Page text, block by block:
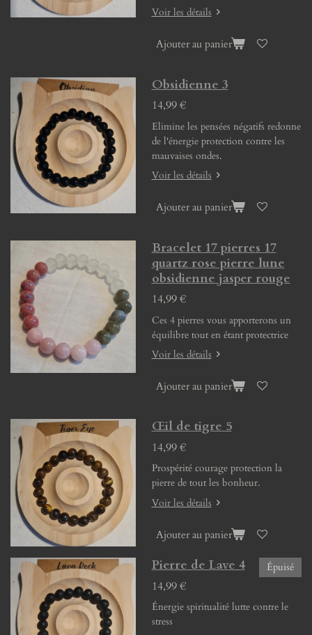
Voir les détails
Ajouter au panier
Obsidienne 3
14,99 €
Elimine les pensées négatifs redonne
de l'énergie protection contre les
mauvaises ondes.
Voir les détails
Ajouter au panier
Bracelet 17 pierres 17
quartz rose pierre lune
obsidienne jasper rouge
14,99 €
Ces 4 pierres vous apporterons un
équilibre tout en étant protectrice
Voir les détails
Ajouter au panier
Œil de tigre 5
14,99 €
Prospérité courage protection la
pierre de tout les bonheur.
Voir les détails
Ajouter au panier
Épuisé
Pierre de Lave 4
14,99 €
Énergie spiritualité lutte contre le
stress